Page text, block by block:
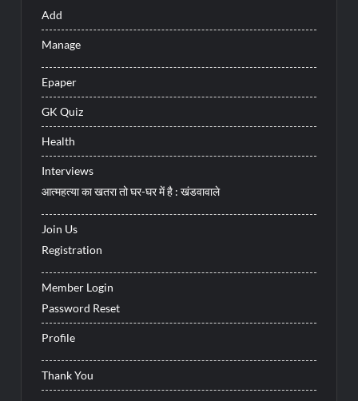
Add
Manage
Epaper
GK Quiz
Health
Interviews
आत्महत्या का खतरा तो घर-घर में है : खंडवावाले
Join Us
Registration
Member Login
Password Reset
Profile
Thank You